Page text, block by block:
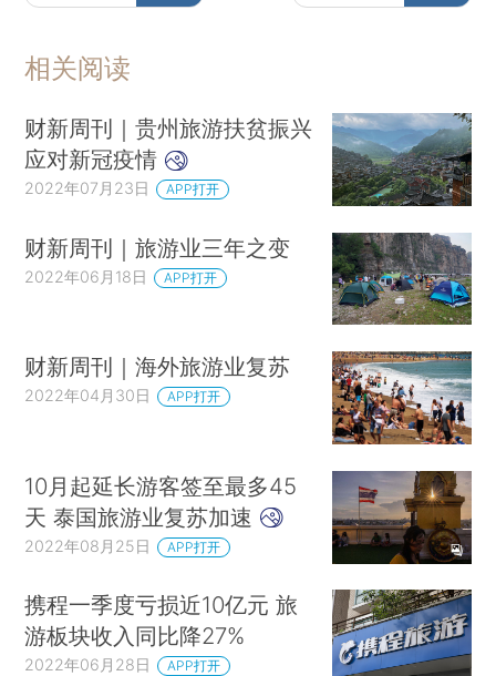
相关阅读
财新周刊｜贵州旅游扶贫振兴
应对新冠疫情
2022年07月23日 APP打开
财新周刊｜旅游业三年之变
2022年06月18日 APP打开
财新周刊｜海外旅游业复苏
2022年04月30日 APP打开
10月起延长游客签至最多45
天 泰国旅游业复苏加速
2022年08月25日 APP打开
携程一季度亏损近10亿元 旅
游板块收入同比降27%
2022年06月28日 APP打开